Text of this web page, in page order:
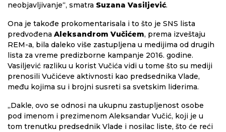
neobjavljivanje“, smatra Suzana Vasiljević.
Ona je takođe prokomentarisala i to što je SNS lista
predvođena Aleksandrom Vučićem, prema izveštaju
REM-a, bila daleko više zastupljena u medijima od drugih
lista za vreme predizborne kampanje 2016. godine.
Vasiljević razliku u korist Vučića vidi u tome što su mediji
prenosili Vučićeve aktivnosti kao predsednika Vlade,
među kojima su i brojni susreti sa svetskim liderima.
„Dakle, ovo se odnosi na ukupnu zastupljenost osobe
pod imenom i prezimenom Aleksandar Vučić, koji je u
tom trenutku predsednik Vlade i nosilac liste, što će reći